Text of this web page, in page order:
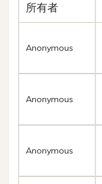
所有者
Anonymous
Anonymous
Anonymous